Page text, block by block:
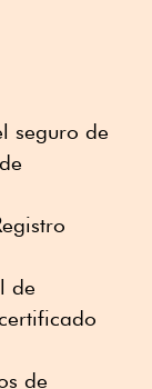
seguro de
de
de